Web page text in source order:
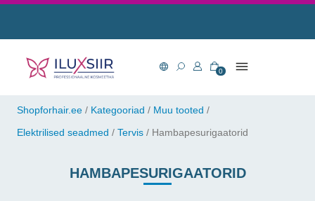
0
Shopforhair.ee / Kategooriad / Muu tooted /
Elektrilised seadmed / Tervis / Hambapesurigaatorid
HAMBAPESURIGAATORID